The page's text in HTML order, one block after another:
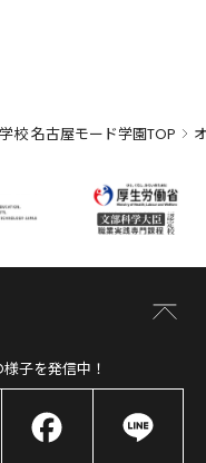
校 名古屋モード学園TOP
子を発信中！